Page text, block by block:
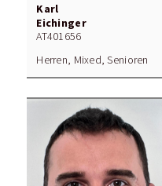
Karl
Eichinger
AT401656
Herren, Mixed, Senioren